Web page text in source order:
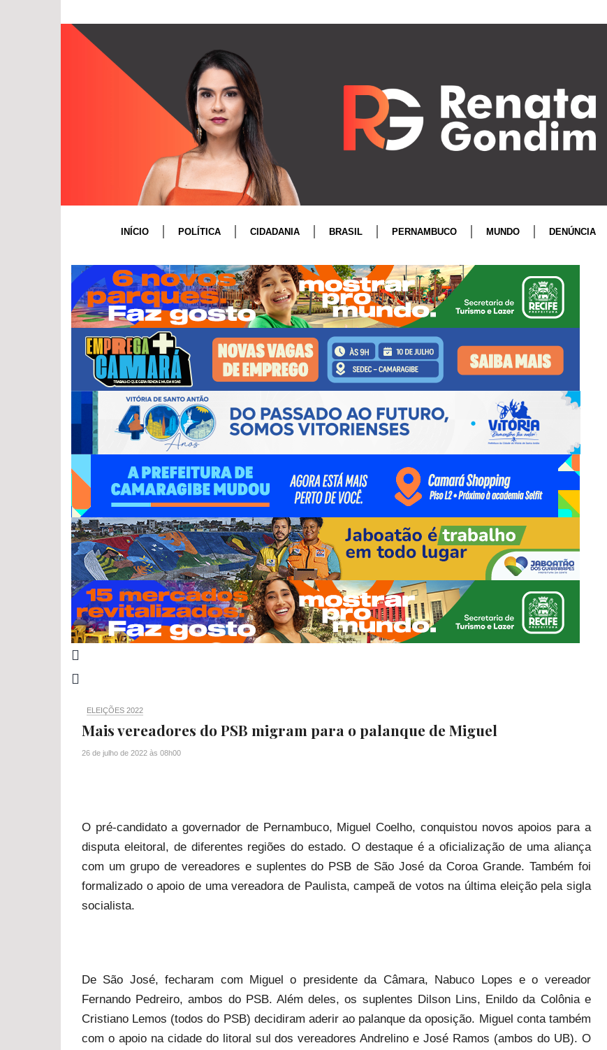
INÍCIO POLÍTICA CIDADANIA BRASIL PERNAMBUCO MUNDO DENÚNCIA
ELEIÇÕES 2022
Mais vereadores do PSB migram para o palanque de Miguel
26 de julho de 2022 às 08h00
O pré-candidato a governador de Pernambuco, Miguel Coelho, conquistou novos apoios para a
disputa eleitoral, de diferentes regiões do estado. O destaque é a oficialização de uma aliança
com um grupo de vereadores e suplentes do PSB de São José da Coroa Grande. Também foi
formalizado o apoio de uma vereadora de Paulista, campeã de votos na última eleição pela sigla
socialista.
De São José, fecharam com Miguel o presidente da Câmara, Nabuco Lopes e o vereador
Fernando Pedreiro, ambos do PSB. Além deles, os suplentes Dilson Lins, Enildo da Colônia e
Cristiano Lemos (todos do PSB) decidiram aderir ao palanque da oposição. Miguel conta também
com o apoio na cidade do litoral sul dos vereadores Andrelino e José Ramos (ambos do UB). O